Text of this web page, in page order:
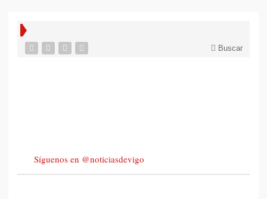
Buscar
Síguenos en @noticiasdevigo